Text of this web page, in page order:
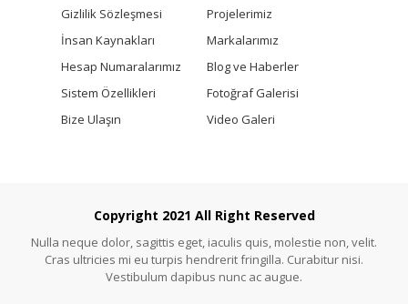
Gizlilik Sözleşmesi
İnsan Kaynakları
Hesap Numaralarımız
Sistem Özellikleri
Bize Ulaşın
Projelerimiz
Markalarımız
Blog ve Haberler
Fotoğraf Galerisi
Video Galeri
Copyright 2021 All Right Reserved
Nulla neque dolor, sagittis eget, iaculis quis, molestie non, velit.
Cras ultricies mi eu turpis hendrerit fringilla. Curabitur nisi.
Vestibulum dapibus nunc ac augue.